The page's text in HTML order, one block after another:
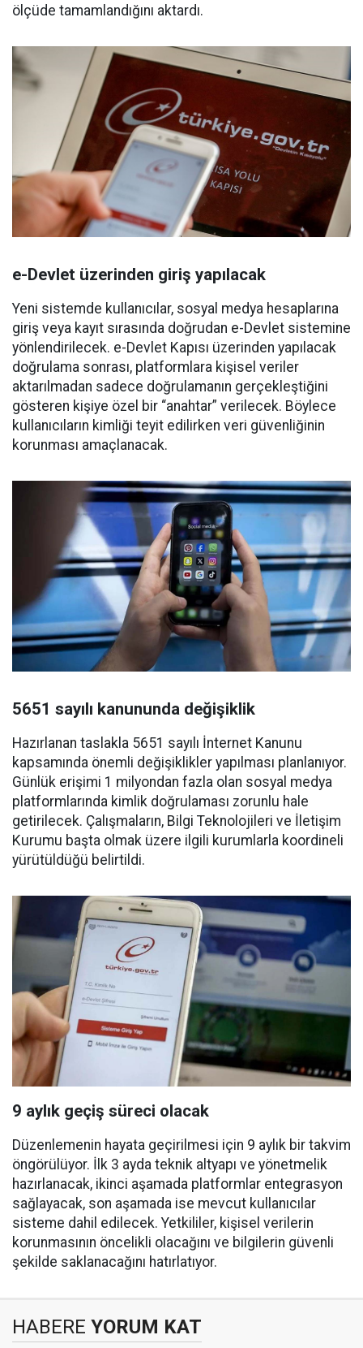
ölçüde tamamlandığını aktardı.
e-Devlet üzerinden giriş yapılacak
Yeni sistemde kullanıcılar, sosyal medya hesaplarına
giriş veya kayıt sırasında doğrudan e-Devlet sistemine
yönlendirilecek. e-Devlet Kapısı üzerinden yapılacak
doğrulama sonrası, platformlara kişisel veriler
aktarılmadan sadece doğrulamanın gerçekleştiğini
gösteren kişiye özel bir “anahtar” verilecek. Böylece
kullanıcıların kimliği teyit edilirken veri güvenliğinin
korunması amaçlanacak.
5651 sayılı kanununda değişiklik
Hazırlanan taslakla 5651 sayılı İnternet Kanunu
kapsamında önemli değişiklikler yapılması planlanıyor.
Günlük erişimi 1 milyondan fazla olan sosyal medya
platformlarında kimlik doğrulaması zorunlu hale
getirilecek. Çalışmaların, Bilgi Teknolojileri ve İletişim
Kurumu başta olmak üzere ilgili kurumlarla koordineli
yürütüldüğü belirtildi.
9 aylık geçiş süreci olacak
Düzenlemenin hayata geçirilmesi için 9 aylık bir takvim
öngörülüyor. İlk 3 ayda teknik altyapı ve yönetmelik
hazırlanacak, ikinci aşamada platformlar entegrasyon
sağlayacak, son aşamada ise mevcut kullanıcılar
sisteme dahil edilecek. Yetkililer, kişisel verilerin
korunmasının öncelikli olacağını ve bilgilerin güvenli
şekilde saklanacağını hatırlatıyor.
HABERE YORUM KAT